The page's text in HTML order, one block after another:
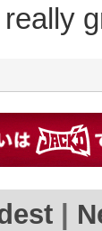
|